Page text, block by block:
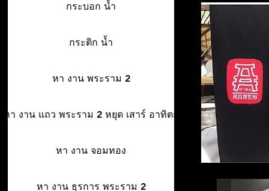
กระบอก น้ำ
กระติก น้ำ
หา งาน พระราม 2
หา งาน แถว พระราม 2 หยุด เสาร์ อาทิตย์
หา งาน จอมทอง
หา งาน ธุรการ พระราม 2